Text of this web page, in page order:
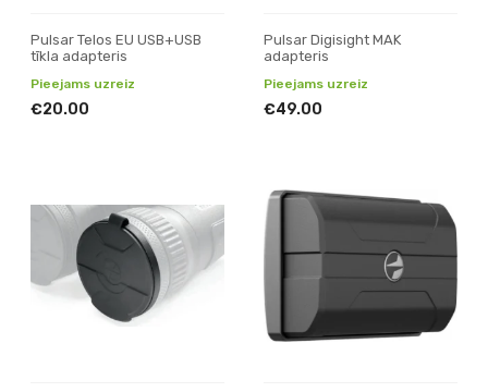
Pulsar Telos EU USB+USB
tīkla adapteris
Pieejams uzreiz
€20.00
Pulsar Digisight MAK
adapteris
Pieejams uzreiz
€49.00